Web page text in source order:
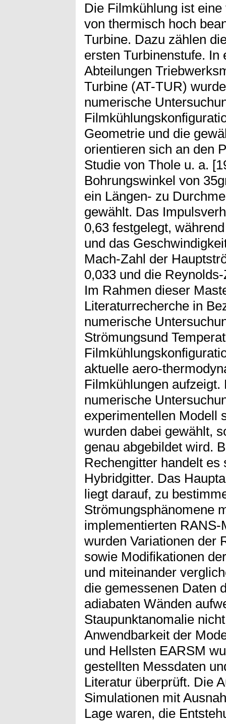
Die Filmkühlung ist
von thermisch hoch
Turbine. Dazu zählen
ersten Turbinenstufe.
Abteilungen
Turbine (AT-TUR)
numerische
Geometrie und die
orientieren sich an den
Studie von Thole u. a.
Bohrungswinkel von
ein Längen- zu
gewählt. Das
0,63 festgelegt,
und das
Mach-Zahl der
0,033 und die
Im Rahmen dieser
Literaturrecherche in
numerische
Strömungsund
aktuelle aero-
Filmkühlungen
numerische
experimentellen Modell
wurden dabei gewählt,
genau abgebildet wird.
Rechengitter handelt
Hybridgitter. Das
liegt darauf, zu
Strömungsphänomene
implementierten
wurden Variationen der
sowie Modifikationen
und miteinander
die gemessenen Daten
adiabaten Wänden
Staupunktanomalie
Anwendbarkeit der
und Hellsten EARSM
gestellten Messdaten
Literatur überprüft. Die
Simulationen mit
Lage waren, die